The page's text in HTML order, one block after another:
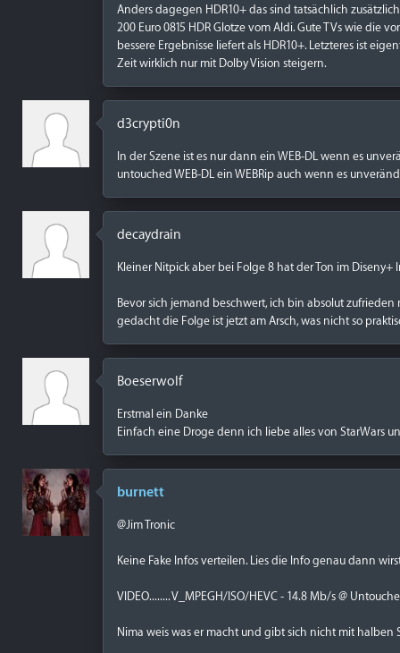
Anders dagegen HDR10+ das sind tatsächlich
200 Euro 0815 HDR Glotze vom Aldi. Gute TVs wie die
bessere Ergebnisse liefert als HDR10+. Letzteres ist
Zeit wirklich nur mit Dolby Vision steigern.
d3crypti0n
In der Szene ist es nur dann ein WEB-DL wenn es
untouched WEB-DL ein WEBRip auch wenn es
decaydrain
Kleiner Nitpick aber bei Folge 8 hat der Ton im
Bevor sich jemand beschwert, ich bin absolut
gedacht die Folge ist jetzt am Arsch, was nicht so
Boeserwolf
Erstmal ein Danke
Einfach eine Droge denn ich liebe alles von StarWars
burnett
@Jim Tronic
Keine Fake Infos verteilen. Lies die Info genau dann
VIDEO........ V_MPEGH/ISO/HEVC - 14.8 Mb/s @
Nima weis was er macht und gibt sich nicht mit halben